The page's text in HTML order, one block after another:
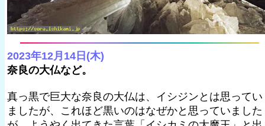
2023年12月14日(木)
奈良の大仏など。
真っ黒で巨大な奈良の大仏は、イシジンとは思ってい
ましたが、これほど黒いのはなぜかと思っていました